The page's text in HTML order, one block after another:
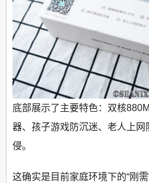
底部展示了主要特色：双核
器、孩子游戏防沉迷、老人上网
侵。
这确实是目前家庭环境下的“刚